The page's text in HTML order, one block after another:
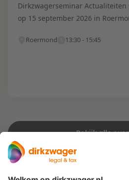
Dirkzwagerseminar
op 15 september 2026 in
Roermond 13:30 - 15:45
Bekijk alle